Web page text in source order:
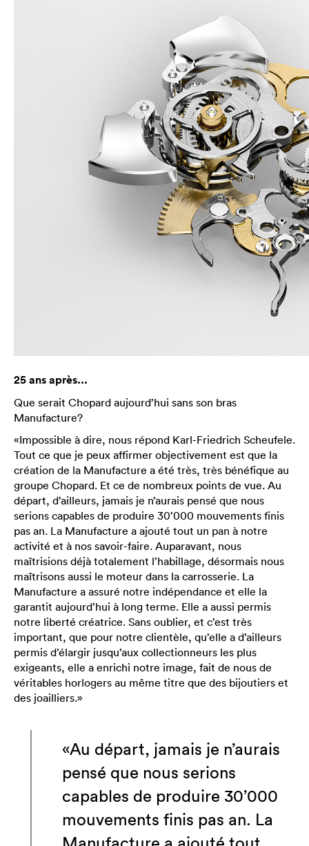
25 ans après...
Que serait Chopard aujourd’hui sans son bras
Manufacture?
«Impossible à dire, nous répond Karl-Friedrich Scheufele.
Tout ce que je peux affirmer objectivement est que la
création de la Manufacture a été très, très bénéfique au
groupe Chopard. Et ce de nombreux points de vue. Au
départ, d’ailleurs, jamais je n’aurais pensé que nous
serions capables de produire 30’000 mouvements finis
pas an. La Manufacture a ajouté tout un pan à notre
activité et à nos savoir-faire. Auparavant, nous
maîtrisions déjà totalement l’habillage, désormais nous
maîtrisons aussi le moteur dans la carrosserie. La
Manufacture a assuré notre indépendance et elle la
garantit aujourd’hui à long terme. Elle a aussi permis
notre liberté créatrice. Sans oublier, et c’est très
important, que pour notre clientèle, qu’elle a d’ailleurs
permis d’élargir jusqu’aux collectionneurs les plus
exigeants, elle a enrichi notre image, fait de nous de
véritables horlogers au même titre que des bijoutiers et
des joailliers.»
«Au départ, jamais je n’aurais
pensé que nous serions
capables de produire 30’000
mouvements finis pas an. La